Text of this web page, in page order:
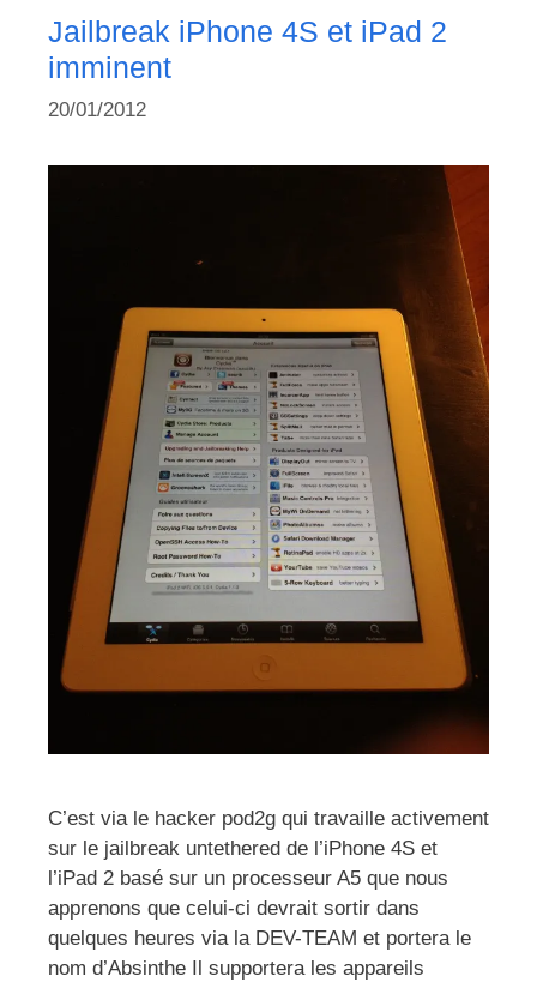
Jailbreak iPhone 4S et iPad 2
imminent
20/01/2012
C’est via le hacker pod2g qui travaille activement
sur le jailbreak untethered de l’iPhone 4S et
l’iPad 2 basé sur un processeur A5 que nous
apprenons que celui-ci devrait sortir dans
quelques heures via la DEV-TEAM et portera le
nom d’Absinthe Il supportera les appareils